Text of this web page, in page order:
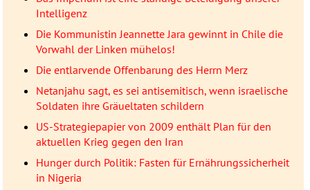
Intelligenz
Die Kommunistin Jeannette Jara gewinnt in Chile die
Vorwahl der Linken mühelos!
Die entlarvende Offenbarung des Herrn Merz
Netanjahu sagt, es sei antisemitisch, wenn israelische
Soldaten ihre Gräueltaten schildern
US-Strategiepapier von 2009 enthält Plan für den
aktuellen Krieg gegen den Iran
Hunger durch Politik: Fasten für Ernährungssicherheit
in Nigeria